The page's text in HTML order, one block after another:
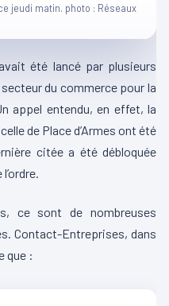
jeudi matin. photo : Réseaux
été lancé par plusieurs
du commerce pour la
appel entendu, en effet, la
de Place d’Armes ont été
citée a été débloquée
ce sont de nombreuses
Contact-Entreprises, dans
que :